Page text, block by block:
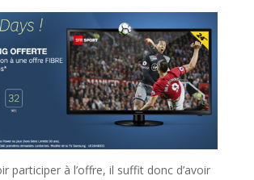
participer à l’offre, il suffit donc d’avoir